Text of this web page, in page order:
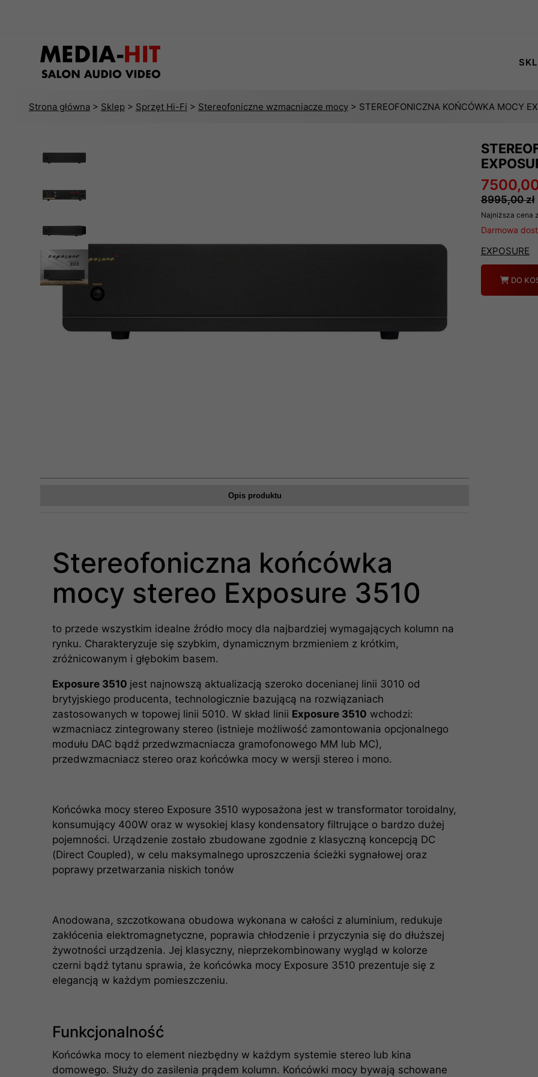
Strona główna> Sklep> Sprzęt Hi-Fi > Stereofoniczne wzmacniacze mocy> STEREOFONICZNA KOŃCÓWKA MOCY
8995,00 zł
Najniższa cena
Darmowa
EXPOSURE
Ilość DO
Opis produktu
Stereofoniczna końcówka
mocy stereo Exposure 3510
to przede wszystkim idealne źródło mocy dla najbardziej wymagających kolumn na
rynku. Charakteryzuje się szybkim, dynamicznym brzmieniem z krótkim,
zróżnicowanym i głębokim basem.
Exposure 3510 jest najnowszą aktualizacją szeroko docenianej linii 3010 od
brytyjskiego producenta, technologicznie bazującą na rozwiązaniach
zastosowanych w topowej linii 5010. W skład linii Exposure 3510 wchodzi:
wzmacniacz zintegrowany stereo (istnieje możliwość zamontowania opcjonalnego
modułu DAC bądź przedwzmacniacza gramofonowego MM lub MC),
przedwzmacniacz stereo oraz końcówka mocy w wersji stereo i mono.
Końcówka mocy stereo Exposure 3510 wyposażona jest w transformator toroidalny,
konsumujący 400W oraz w wysokiej klasy kondensatory filtrujące o bardzo dużej
pojemności. Urządzenie zostało zbudowane zgodnie z klasyczną koncepcją DC
(Direct Coupled), w celu maksymalnego uproszczenia ścieżki sygnałowej oraz
poprawy przetwarzania niskich tonów
Anodowana, szczotkowana obudowa wykonana w całości z aluminium, redukuje
zakłócenia elektromagnetyczne, poprawia chłodzenie i przyczynia się do dłuższej
żywotności urządzenia. Jej klasyczny, nieprzekombinowany wygląd w kolorze
czerni bądź tytanu sprawia, że końcówka mocy Exposure 3510 prezentuje się z
elegancją w każdym pomieszczeniu.
Funkcjonalność
Końcówka mocy to element niezbędny w każdym systemie stereo lub kina
domowego. Służy do zasilenia prądem kolumn. Końcówki mocy bywają schowane